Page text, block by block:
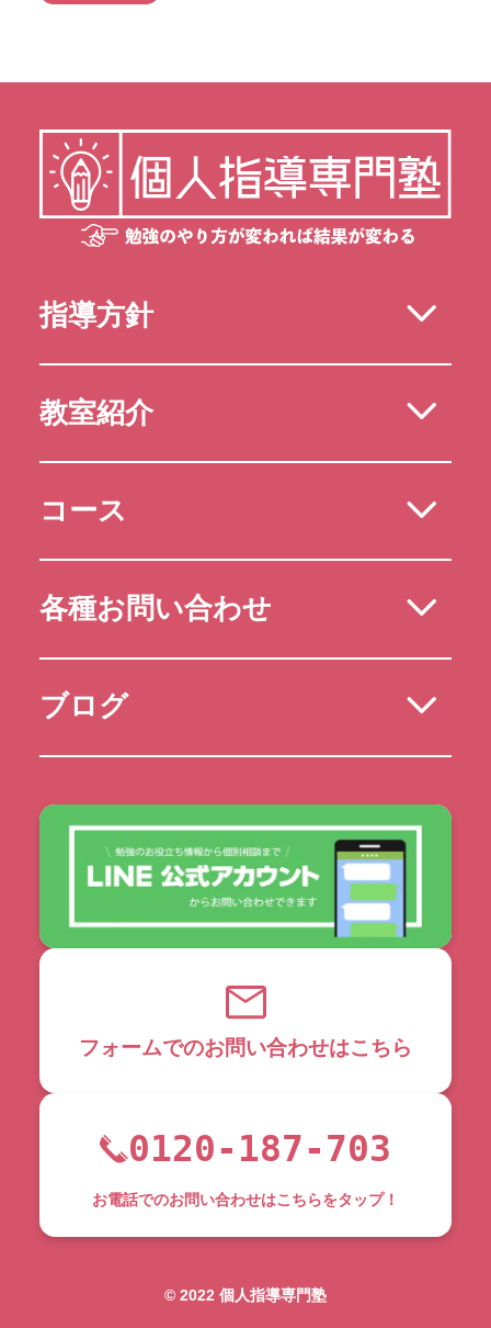
指導方針
教室紹介
コース
各種お問い合わせ
ブログ
フォームでのお問い合わせはこちら
0120-187-703
お電話でのお問い合わせはこちらをタップ！
©︎ 2022 個人指導専門塾